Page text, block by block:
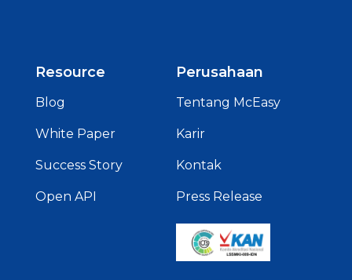
Resource
Blog
White Paper
Success Story
Open API
Perusahaan
Tentang McEasy
Karir
Kontak
Press Release